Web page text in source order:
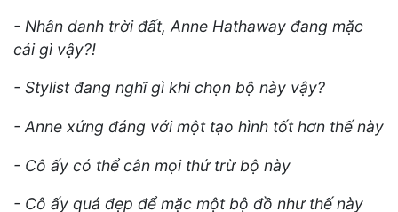
- Nhân danh trời đất, Anne Hathaway đang mặc
cái gì vậy?!
- Stylist đang nghĩ gì khi chọn bộ này vậy?
- Anne xứng đáng với một tạo hình tốt hơn thế này
- Cô ấy có thể cân mọi thứ trừ bộ này
- Cô ấy quá đẹp để mặc một bộ đồ như thế này